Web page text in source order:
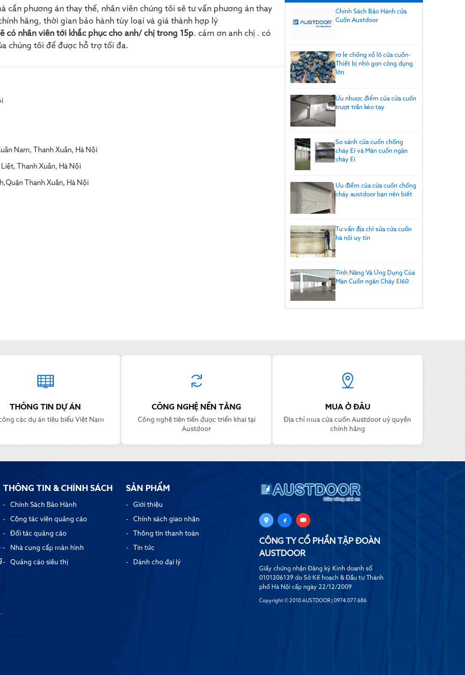
Chính Sách Bảo Hành cửa
Cuốn Austdoor
rơ le chống xổ lô cửa cuốn-
Thiết bị nhỏ gọn công dụng
lớn
Ưu nhược điểm của cửa cuốn
trượt trần kéo tay
So sánh cửa cuốn chống
cháy Ei và Màn cuốn ngăn
cháy Ei
Ưu điểm của cửa cuốn chống
cháy austdoor bạn nên biết
Tư vấn địa chỉ sửa cửa cuốn
hà nội uy tín
Tính Năng Và Ứng Dụng Của
Màn Cuốn ngăn Cháy EI60
cần phương án thay thế, nhân viên chúng tôi sẽ tư vấn phương án thay
hãng, thời gian bảo hành tùy loại và giá thành hợp lý
có nhân viên tới khắc phục cho anh/ chị trong 15p. cảm ơn anh chị . có
chúng tôi để được hỗ trợ tối đa.
Nam, Thanh Xuân, Hà Nội
Thanh Xuân, Hà Nội
Thanh Xuân, Hà Nội
THÔNG TIN DỰ ÁN
công các dự án tiêu biểu Việt Nam
CÔNG NGHỆ NỀN TẢNG
Công nghệ tiên tiến được triển khai tại
Austdoor
MUA Ở ĐÂU
Địa chỉ mua cửa cuốn Austdoor uỷ quyền
chính hãng
THÔNG TIN & CHÍNH SÁCH
Chính Sách Bảo Hành
Cộng tác viên quảng cáo
Đối tác quảng cáo
Nhà cung cấp màn hình
Quảng cáo siêu thị
SẢN PHẨM
Giới thiệu
Chính sách giao nhận
Thông tin thanh toán
Tin tức
Dành cho đại lý
CÔNG TY CỔ PHẦN TẬP ĐOÀN
AUSTDOOR
Giấy chứng nhận Đăng ký Kinh doanh số
0101306139 do Sở Kế hoạch & Đầu tư Thành
phố Hà Nội cấp ngày 22/12/2009
Copyright © 2010 AUSTDOOR | 0974.077.686